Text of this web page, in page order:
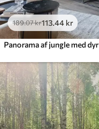
189.07kr113 .44 kr
Panorama af jungle med dyr